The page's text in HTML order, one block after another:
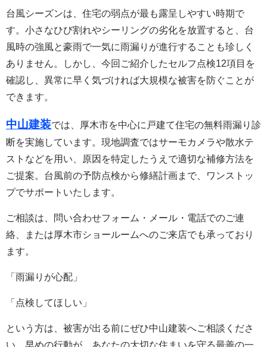
台風シーズンは、住宅の弱点が最も露呈しやすい時期で
す。小さなひび割れやシーリングの劣化を放置すると、台
風時の強風と豪雨で一気に雨漏りが進行することも珍しく
ありません。しかし、今回ご紹介したセルフ点検12項目を
確認し、異常に早く気づければ大規模な被害を防ぐことが
できます。
中山建装では、厚木市を中心に戸建て住宅の無料雨漏り診
断を実施しています。現地調査ではサーモカメラや散水テ
ストなどを用い、原因を特定したうえで適切な補修方法を
ご提案。台風前の予防点検から修繕計画まで、ワンストッ
プでサポートいたします。
ご相談は、問い合わせフォーム・メール・電話でのご連
絡、または厚木市ショールームへのご来店でも承っており
ます。
「雨漏りが心配」
「点検してほしい」
という方は、被害が出る前にぜひ中山建装へご相談くださ
い。早めの行動が、あなたの大切な住まいを守る最善の一